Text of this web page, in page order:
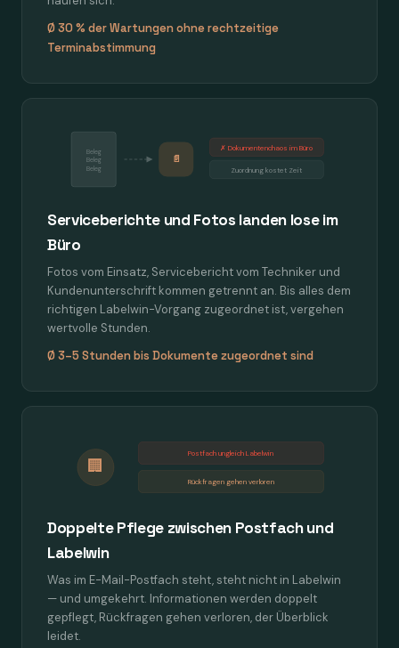
Ø 30 % der Wartungen ohne rechtzeitige
Terminabstimmung
Beleg
Beleg
Beleg
📄
✗ Dokumentenchaos im Büro
Zuordnung kostet Zeit
Serviceberichte und Fotos landen lose im
Büro
Fotos vom Einsatz, Servicebericht vom Techniker und
Kundenunterschrift kommen getrennt an. Bis alles dem
richtigen Labelwin-Vorgang zugeordnet ist, vergehen
wertvolle Stunden.
Ø 3–5 Stunden bis Dokumente zugeordnet sind
🏢
Postfach ungleich Labelwin
Rückfragen gehen verloren
Doppelte Pflege zwischen Postfach und
Labelwin
Was im E-Mail-Postfach steht, steht nicht in Labelwin
— und umgekehrt. Informationen werden doppelt
gepflegt, Rückfragen gehen verloren, der Überblick
leidet.